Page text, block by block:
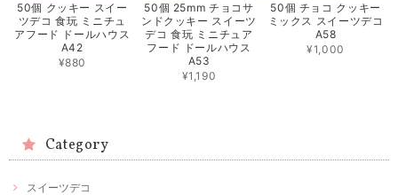
50個 クッキー スイー
ツデコ 食玩 ミニチュ
アフード ドールハウス
A42
¥880
50個 25mm チョコサ
ンドクッキー スイーツ
デコ 食玩 ミニチュア
フード ドールハウス
A53
¥1,190
50個 チョコ クッキー
ミックス スイーツデコ
A58
¥1,000
Category
スイーツデコ